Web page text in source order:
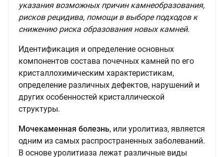
указания возможных причин камнеобразования,
рисков рецидива, помощи в выборе подходов к
снижению риска образования новых камней.
Идентификация и определение основных
компонентов состава почечных камней по его
кристаллохимическим характеристикам,
определение различных дефектов, нарушений и
других особенностей кристаллической
структуры.
Мочекаменная болезнь, или уролитиаз, является
одним из самых распространенных заболеваний.
В основе уролитиаза лежат различные виды